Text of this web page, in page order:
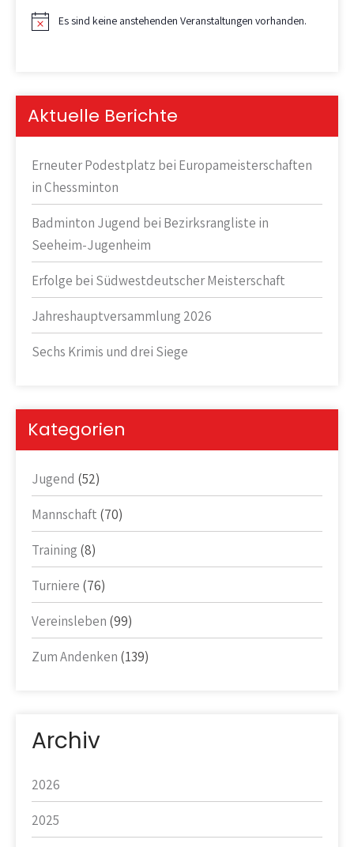
H
s
Es sind keine anstehenden Veranstaltungen vorhanden.
Aktuelle Berichte
Erneuter Podestplatz bei Europameisterschaften
in Chessminton
Badminton Jugend bei Bezirksrangliste in
Seeheim-Jugenheim
Erfolge bei Südwestdeutscher Meisterschaft
Jahreshauptversammlung 2026
Sechs Krimis und drei Siege
Kategorien
Jugend (52)
Mannschaft (70)
Training (8)
Turniere (76)
Vereinsleben (99)
Zum Andenken (139)
Archiv
2026
2025